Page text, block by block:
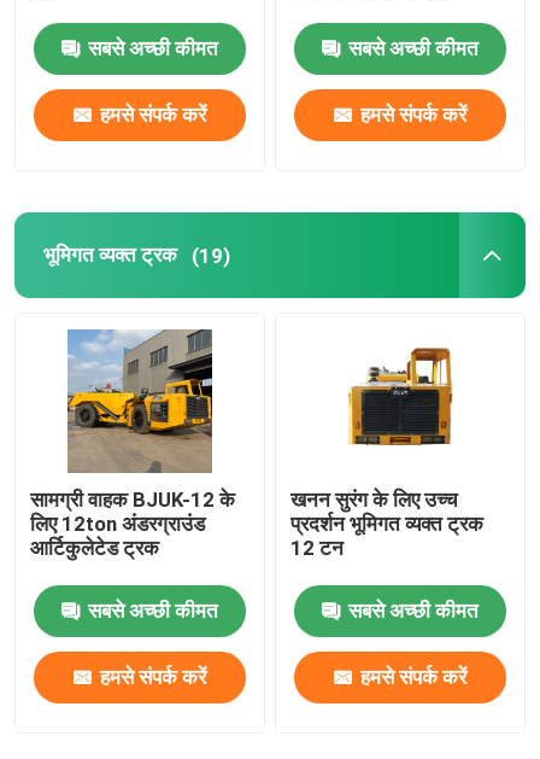
सबसे अच्छी कीमत
हमसे संपर्क करें
सबसे अच्छी कीमत
हमसे संपर्क करें
भूमिगत व्यक्त ट्रक (19)
सामग्री वाहक BJUK-12 के
लिए 12ton अंडरग्राउंड
आर्टिकुलेटेड ट्रक
सबसे अच्छी कीमत
हमसे संपर्क करें
खनन सुरंग के लिए उच्च
प्रदर्शन भूमिगत व्यक्त ट्रक
12 टन
सबसे अच्छी कीमत
हमसे संपर्क करें